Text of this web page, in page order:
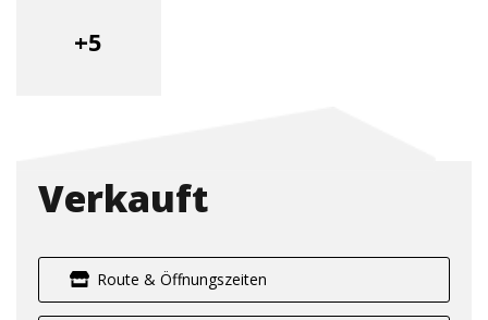
+5
Verkauft
Route & Öffnungszeiten